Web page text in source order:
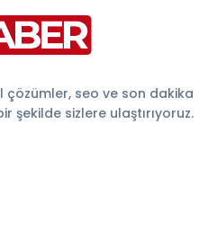
seo ve son dakika
şekilde sizlere ulaştırıyoruz.